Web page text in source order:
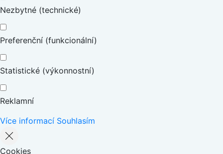
Nezbytné (technické)
Preferenční (funkcionální)
Statistické (výkonnostní)
Reklamní
Více informací Souhlasím
Cookies